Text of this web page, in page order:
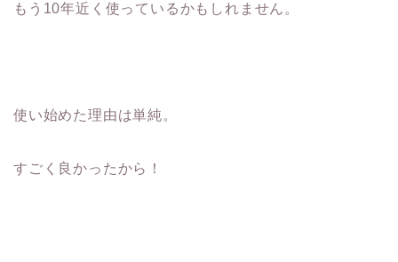
もう10年近く使っているかもしれません。
使い始めた理由は単純。
すごく良かったから！